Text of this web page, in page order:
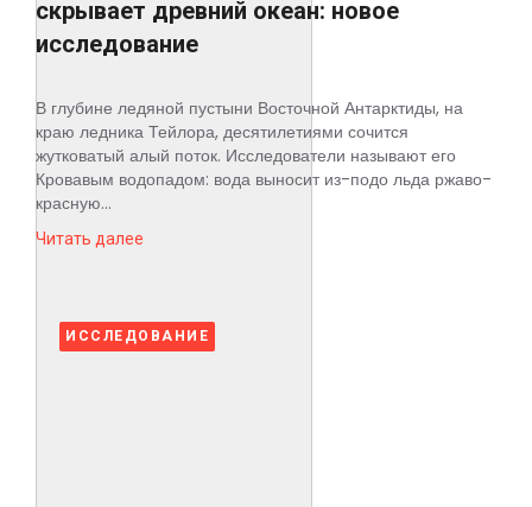
скрывает древний океан: новое
исследование
В глубине ледяной пустыни Восточной Антарктиды, на
краю ледника Тейлора, десятилетиями сочится
жутковатый алый поток. Исследователи называют его
Кровавым водопадом: вода выносит из-подо льда ржаво-
красную...
Читать далее
ИССЛЕДОВАНИЕ